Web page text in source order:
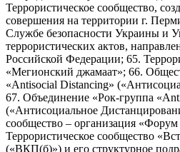
Террористическое сообщество,
совершения на территории г.
Службе безопасности Украины и
террористических актов,
Российской Федерации; 65.
«Мегионский джамаат»; 66.
«Antisocial Distancing»
67. Объединение «Рок-группа
(«Антисоциальное
сообщество – организация
Террористическое сообщество
(«ВКП(б)») и его структурное